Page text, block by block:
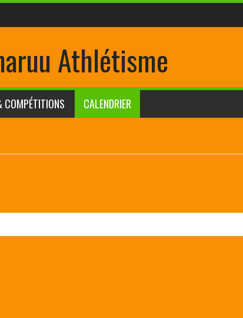
Athlétisme
CALENDRIER